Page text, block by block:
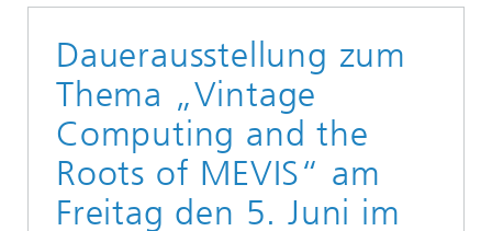
Dauerausstellung zum
Thema „Vintage
Computing and the
Roots of MEVIS“ am
Freitag den 5. Juni im